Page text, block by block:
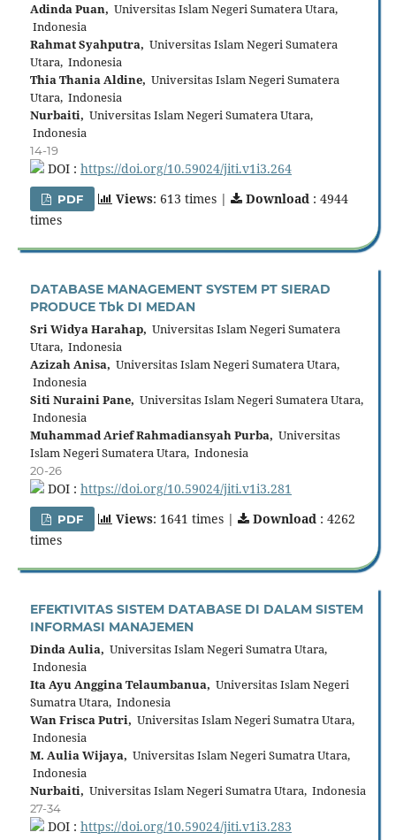
Adinda Puan, Universitas Islam Negeri Sumatera Utara,
Indonesia
Rahmat Syahputra, Universitas Islam Negeri Sumatera
Utara, Indonesia
Thia Thania Aldine, Universitas Islam Negeri Sumatera
Utara, Indonesia
Nurbaiti, Universitas Islam Negeri Sumatera Utara,
Indonesia
14-19
DOI : https://doi.org/10.59024/jiti.v1i3.264
PDF Views: 613 times | Download : 4944
times
DATABASE MANAGEMENT SYSTEM PT SIERAD
PRODUCE Tbk DI MEDAN
Sri Widya Harahap, Universitas Islam Negeri Sumatera
Utara, Indonesia
Azizah Anisa, Universitas Islam Negeri Sumatera Utara,
Indonesia
Siti Nuraini Pane, Universitas Islam Negeri Sumatera Utara,
Indonesia
Muhammad Arief Rahmadiansyah Purba, Universitas
Islam Negeri Sumatera Utara, Indonesia
20-26
DOI : https://doi.org/10.59024/jiti.v1i3.281
PDF Views: 1641 times | Download : 4262
times
EFEKTIVITAS SISTEM DATABASE DI DALAM SISTEM
INFORMASI MANAJEMEN
Dinda Aulia, Universitas Islam Negeri Sumatra Utara,
Indonesia
Ita Ayu Anggina Telaumbanua, Universitas Islam Negeri
Sumatra Utara, Indonesia
Wan Frisca Putri, Universitas Islam Negeri Sumatra Utara,
Indonesia
M. Aulia Wijaya, Universitas Islam Negeri Sumatra Utara,
Indonesia
Nurbaiti, Universitas Islam Negeri Sumatra Utara, Indonesia
27-34
DOI : https://doi.org/10.59024/jiti.v1i3.283